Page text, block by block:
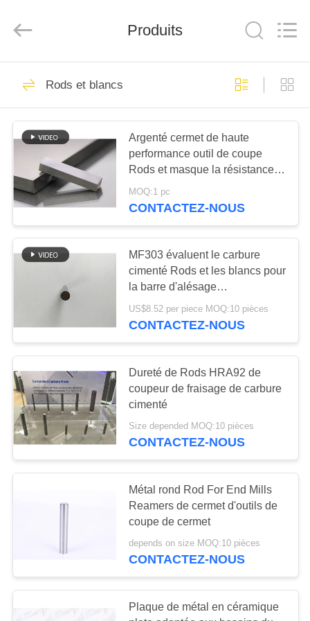
MAISON
PRODUITS
VIDÉO
VISITE
DE
L'USINE
CATALOGUE
CONTACTER
NOUVELLES
DEMANDEZ
Advanced
Materials
Rights
insertions de
rotation de cermet
272
Insertions de
rotation de carbure
166
Insertions de
fraisage de
commande
numérique par
ordinateur
Commande
numérique par
ordinateur cannelant
Produits
Rods et blancs
Argenté cermet de haute
performance outil de coupe
Rods et masque la résistance à
l'abrasion
MOQ:1 pc
CONTACTEZ-NOUS
MF303 évaluent le carbure
cimenté Rods et les blancs pour
la barre d'alésage
d'identification
US$8.52 per piece MOQ:10 pièces
CONTACTEZ-NOUS
Dureté de Rods HRA92 de
coupeur de fraisage de carbure
cimenté
Size depended MOQ:10 pièces
CONTACTEZ-NOUS
Métal rond Rod For End Mills
Reamers de cermet d'outils de
coupe de cermet
depends on size MOQ:10 pièces
CONTACTEZ-NOUS
Plaque de métal en céramique